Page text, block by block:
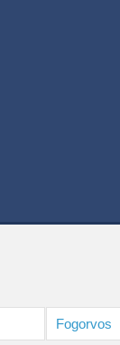
Fogorvos